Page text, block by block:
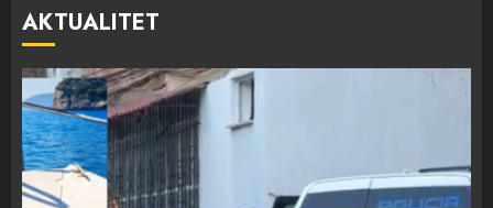
AKTUALITET